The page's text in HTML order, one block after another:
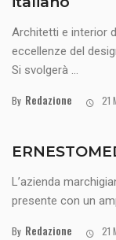
Architetti e interior
eccellenze del
Si svolgerà ...
By Redazione 21
L’azienda
presente con un
By Redazione 21